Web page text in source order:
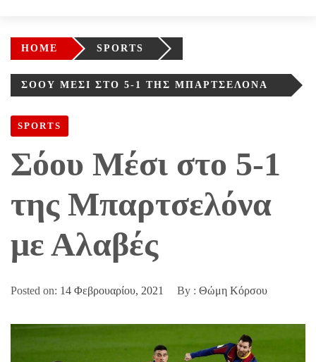
HOME SPORTS
ΣΌΟΥ ΜΈΣΙ ΣΤΟ 5-1 ΤΗΣ ΜΠΑΡΤΣΕΛΌΝΑ
SPORTS
Σόου Μέσι στο 5-1
της Μπαρτσελόνα
με Αλαβές
Posted on: 14 Φεβρουαρίου, 2021 By : Θώμη Κόρσου